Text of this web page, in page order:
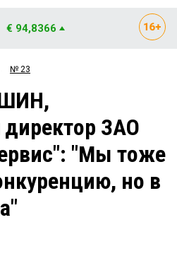
Рейтинги
Блоги
Архив
€ 94,8366
№ 23
ЗАО
"Мы тоже
но в